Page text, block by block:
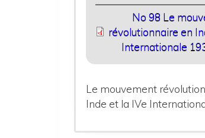
No 98 Le
révolutionnaire en
Internationale
Le mouvement
Inde et la IVe